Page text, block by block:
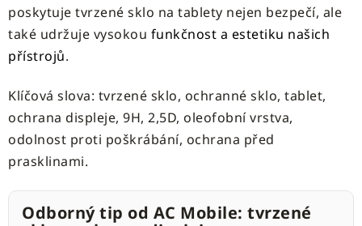
poskytuje tvrzené sklo na tablety nejen bezpečí, ale
také udržuje vysokou funkčnost a estetiku našich
přístrojů.
Klíčová slova: tvrzené sklo, ochranné sklo, tablet,
ochrana displeje, 9H, 2,5D, oleofobní vrstva,
odolnost proti poškrábání, ochrana před
prasklinami.
Odborný tip od AC Mobile: tvrzené